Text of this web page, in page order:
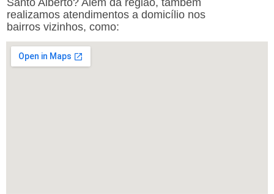
realizamos atendimentos a domicílio nos
bairros vizinhos, como: